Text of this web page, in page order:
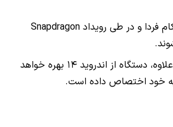
طبق جدیدترین گزارش منتشر شده، پایگاه اطلاعاتی گیک‌بنچ تایید می‌کند که شیائومی ۱۴ به تراشه اسنپدراگون ۸ نسل سه مجهز خواهد شد. تراشه پرچمدار کوالکام فردا و در طی رویداد Snapdragon
شیائومی ۱۴ با حافظه رم ۱۶ گیگابایتی در بنچمارک گیک‌بنچ لیست شده ولی انتظار می‌رود کانفیگ رم ۱۲ گیگابایتی این گوشی نیز در اختیار کاربران قرار بگیرد. به علاوه، دستگاه از اندروید ۱۴ بهره خواهد